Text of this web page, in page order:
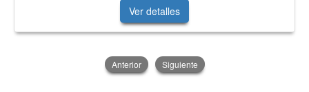
Ver detalles
Anterior Siguiente